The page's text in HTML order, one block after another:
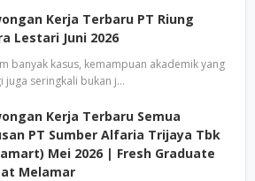
Kerja Terbaru PT Riung
Lestari Juni 2026
banyak kasus, kemampuan akademik yang
juga seringkali bukan j…
Kerja Terbaru Semua
PT Sumber Alfaria Trijaya Tbk
Mei 2026 | Fresh Graduate
Melamar